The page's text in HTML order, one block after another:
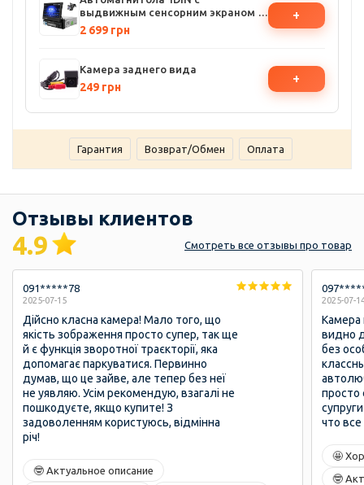
выдвижным сенсорним экраном 7
дюймов, Bluetooth Car Stereo MP5
FM/AM Radio w/ Map Card с
на руль
2 699 грн
+
Камера заднего вида
249 грн
+
Гарантия Возврат/Обмен Оплата
Отзывы клиентов
4.9 Смотреть все отзывы про товар
091*****78
2025-07-15
Дійсно класна камера! Мало того, що
якість зображення просто супер, так ще
й є функція зворотної траєкторії, яка
допомагає паркуватися. Первинно
думав, що це зайве, але тепер без неї
не уявляю. Усім рекомендую, взагалі не
пошкодуєте, якщо купите! З
задоволенням користуюсь, відмінна
річ!
🤓 Актуальное описание
2025-07-
Камера
видно
без
просто
что
🤩
🤓